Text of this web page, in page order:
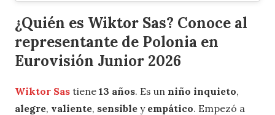
¿Quién es Wiktor Sas? Conoce al
representante de Polonia en
Eurovisión Junior 2026
Wiktor Sas tiene 13 años. Es un niño inquieto,
alegre, valiente, sensible y empático. Empezó a